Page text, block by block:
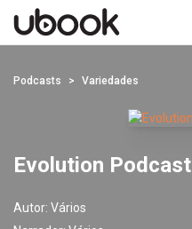
Podcasts Variedades
Evolution Podcast
Autor: Vários